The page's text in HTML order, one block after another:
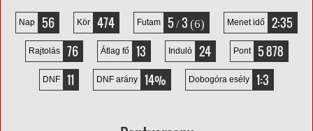
Nap 56 Kör 474 Futam 5/3 (6) Menet idő 2:35
Rajtolás 76 Átlag fő 13 Induló 24 Pont 5 878
DNF 11 DNF arány 14% Dobogóra esély 1:3